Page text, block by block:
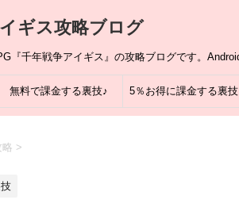
ギス攻略ブログ
『千年戦争アイギス』の攻略ブログです。
無料で課金する裏技♪ 5％お得に課金する裏
略 >